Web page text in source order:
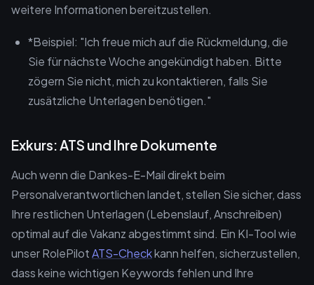
weitere Informationen bereitzustellen.
*Beispiel: "Ich freue mich auf die Rückmeldung, die
Sie für nächste Woche angekündigt haben. Bitte
zögern Sie nicht, mich zu kontaktieren, falls Sie
zusätzliche Unterlagen benötigen."
Exkurs: ATS und Ihre Dokumente
Auch wenn die Dankes-E-Mail direkt beim
Personalverantwortlichen landet, stellen Sie sicher, dass
Ihre restlichen Unterlagen (Lebenslauf, Anschreiben)
optimal auf die Vakanz abgestimmt sind. Ein KI-Tool wie
unser RolePilotATS-Checkkann helfen, sicherzustellen,
dass keine wichtigen Keywords fehlen und Ihre